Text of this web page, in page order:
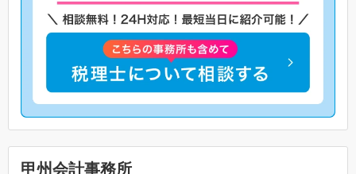
甲州会計事務所